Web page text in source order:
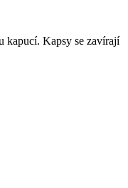
kapucí. Kapsy se zavírají